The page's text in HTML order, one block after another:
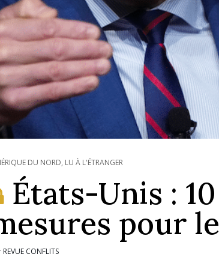
DU NORD, LU À L'ÉTRANGER
États-Unis :
pour
REVUE CONFLITS